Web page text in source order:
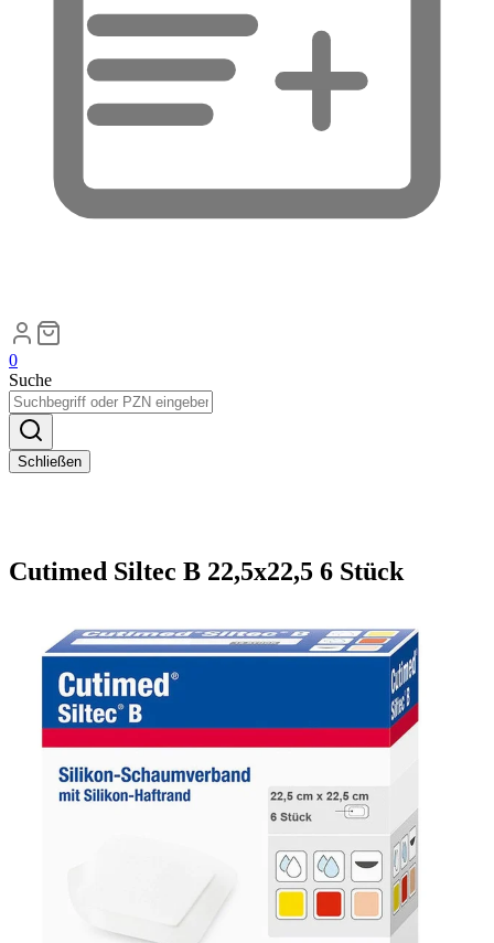
0
Suche
Schließen
Cutimed Siltec B 22,5x22,5 6 Stück